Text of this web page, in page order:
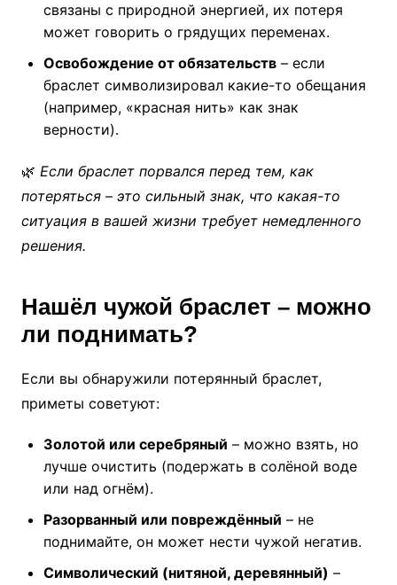
связаны с природной энергией, их потеря
может говорить о грядущих переменах.
Освобождение от обязательств– если
браслет символизировал какие-то обещания
(например, «красная нить» как знак
верности).
🌿 Если браслет порвался перед тем, как
потеряться – это сильный знак, что какая-то
ситуация в вашей жизни требует немедленного
решения.
Нашёл чужой браслет – можно
ли поднимать?
Если вы обнаружили потерянный браслет,
приметы советуют:
Золотой или серебряный – можно взять, но
лучше очистить (подержать в солёной воде
или над огнём).
Разорванный или повреждённый – не
поднимайте, он может нести чужой негатив.
Символический (нитяной, деревянный) –